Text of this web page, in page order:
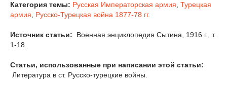
Категория темы: Русская Императорская армия, Турецкая
армия, Русско-Турецкая война 1877-78 гг.
Источник статьи:
Военная энциклопедия Сытина, 1916 г., т.
1-18.
Статьи, использованные при написании этой статьи:
Литература в ст. Русско-турецкие войны.